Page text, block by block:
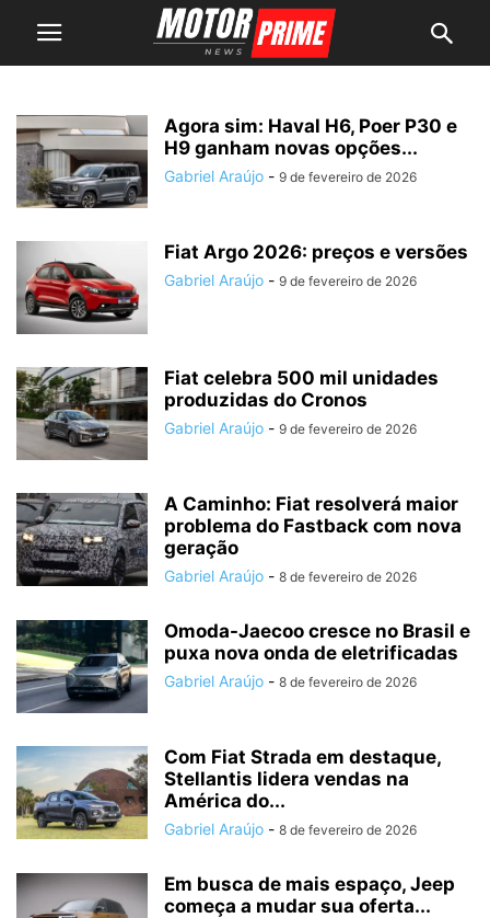
Agora sim: Haval H6, Poer P30 e
H9 ganham novas opções...
Gabriel Araújo - 9 de fevereiro de 2026
Fiat Argo 2026: preços e versões
Gabriel Araújo - 9 de fevereiro de 2026
Fiat celebra 500 mil unidades
produzidas do Cronos
Gabriel Araújo - 9 de fevereiro de 2026
A Caminho: Fiat resolverá maior
problema do Fastback com nova
geração
Gabriel Araújo - 8 de fevereiro de 2026
Omoda-Jaecoo cresce no Brasil e
puxa nova onda de eletrificadas
Gabriel Araújo - 8 de fevereiro de 2026
Com Fiat Strada em destaque,
Stellantis lidera vendas na
América do...
Gabriel Araújo - 8 de fevereiro de 2026
Em busca de mais espaço, Jeep
começa a mudar sua oferta...